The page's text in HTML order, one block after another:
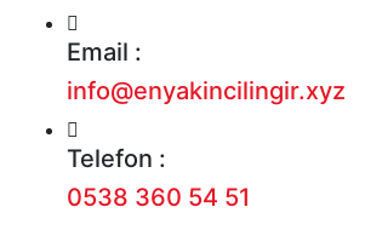
Email :
info@enyakincilingir.xyz
Telefon :
0538 360 54 51